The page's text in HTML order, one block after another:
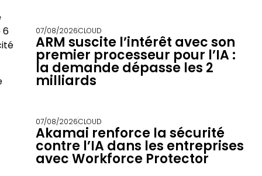
6
07/08/2026CLOUD
ARM suscite l’intérêt avec son
premier processeur pour l’IA :
la demande dépasse les 2
milliards
07/08/2026CLOUD
Akamai renforce la sécurité
contre l’IA dans les entreprises
avec Workforce Protector